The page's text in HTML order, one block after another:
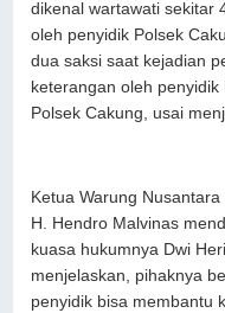
dikenal wartawati sekitar
oleh penyidik Polsek
dua saksi saat kejadian
keterangan oleh penyidik
Polsek Cakung, usai
Ketua Warung
H. Hendro Malvinas
kuasa hukumnya Dwi
menjelaskan, pihaknya
penyidik bisa membantu